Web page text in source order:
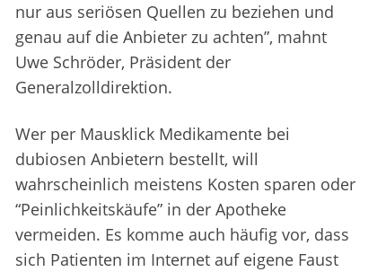
nur aus seriösen Quellen zu beziehen und
genau auf die Anbieter zu achten”, mahnt
Uwe Schröder, Präsident der
Generalzolldirektion.
Wer per Mausklick Medikamente bei
dubiosen Anbietern bestellt, will
wahrscheinlich meistens Kosten sparen oder
“Peinlichkeitskäufe” in der Apotheke
vermeiden. Es komme auch häufig vor, dass
sich Patienten im Internet auf eigene Faust